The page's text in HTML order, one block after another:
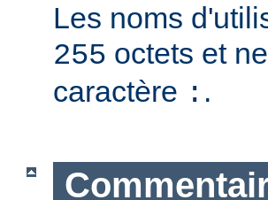
Les noms
255 octets et
caractère : .